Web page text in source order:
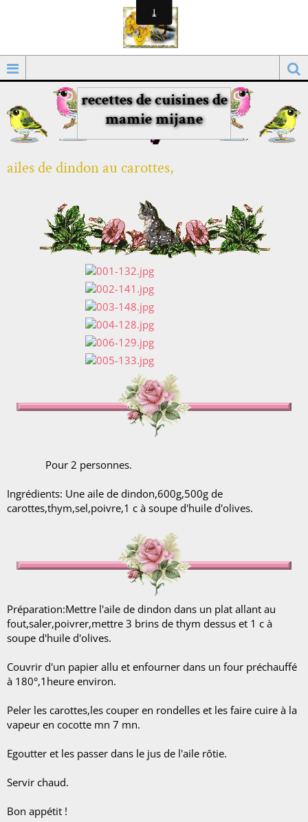
recettes de cuisines de
mamie mijane
ailes de dindon au carottes,
Pour 2 personnes.
Ingrédients: Une aile de dindon,600g,500g de
carottes,thym,sel,poivre,1 c à soupe d'huile d'olives.
Préparation:Mettre l'aile de dindon dans un plat allant au
fout,saler,poivrer,mettre 3 brins de thym dessus et 1 c à
soupe d'huile d'olives.
Couvrir d'un papier allu et enfourner dans un four préchauffé
à 180°,1heure environ.
Peler les carottes,les couper en rondelles et les faire cuire à la
vapeur en cocotte mn 7 mn.
Egoutter et les passer dans le jus de l'aile rôtie.
Servir chaud.
Bon appétit !